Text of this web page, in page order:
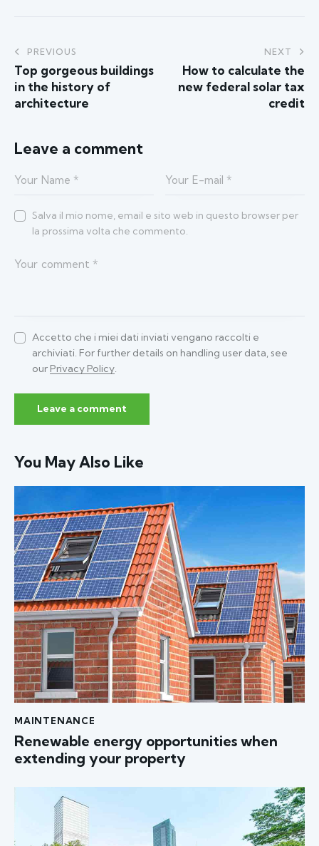
PREVIOUS
Top gorgeous buildings
in the history of
architecture
NEXT
How to calculate the
new federal solar tax
credit
Leave a comment
Salva il mio nome, email e sito web in questo browser per
la prossima volta che commento.
Accetto che i miei dati inviati vengano raccolti e
archiviati. For further details on handling user data, see
our Privacy Policy.
You May Also Like
MAINTENANCE
Renewable energy opportunities when
extending your property